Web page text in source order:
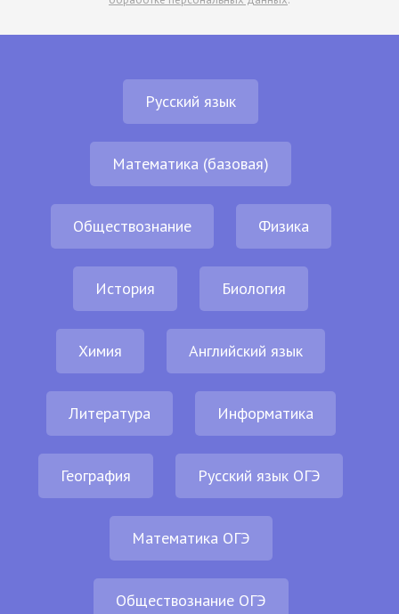
Русский язык
Математика (базовая)
Обществознание Физика
История Биология
Химия Английский язык
Литература Информатика
География Русский язык ОГЭ
Математика ОГЭ
Обществознание ОГЭ